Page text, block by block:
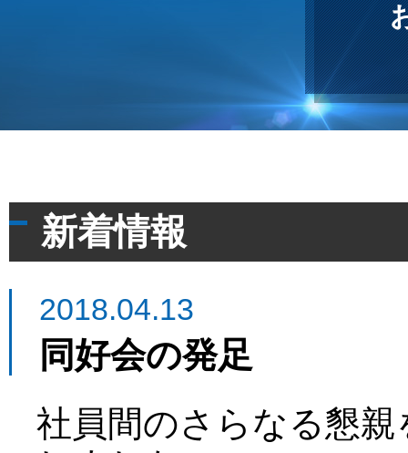
新着情報
2018.04.13
同好会の発足
社員間のさらなる懇